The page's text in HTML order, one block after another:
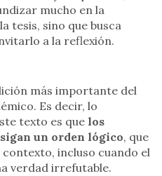
mucho en la
tesis, sino que busca
a la reflexión.
más importante del
Es decir, lo
texto es que los
un orden lógico, que
incluso cuando el
verdad irrefutable.